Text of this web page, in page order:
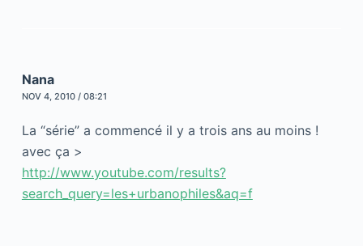
Nana
NOV 4, 2010 / 08:21
La “série” a commencé il y a trois ans au moins !
avec ça >
http://www.youtube.com/results?
search_query=les+urbanophiles&aq=f